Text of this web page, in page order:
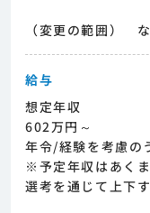
（変更の範囲）
給与
想定年収
602万円～
年令/経験を考慮の
※予定年収はあく
選考を通じて上下